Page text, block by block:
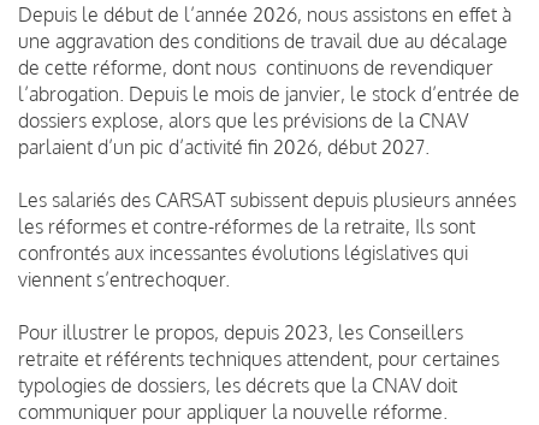
Depuis le début de l’année 2026, nous assistons en effet à
une aggravation des conditions de travail due au décalage
de cette réforme, dont nous continuons de revendiquer
l’abrogation. Depuis le mois de janvier, le stock d’entrée de
dossiers explose, alors que les prévisions de la CNAV
parlaient d’un pic d’activité fin 2026, début 2027.
Les salariés des CARSAT subissent depuis plusieurs années
les réformes et contre-réformes de la retraite, Ils sont
confrontés aux incessantes évolutions législatives qui
viennent s’entrechoquer.
Pour illustrer le propos, depuis 2023, les Conseillers
retraite et référents techniques attendent, pour certaines
typologies de dossiers, les décrets que la CNAV doit
communiquer pour appliquer la nouvelle réforme.